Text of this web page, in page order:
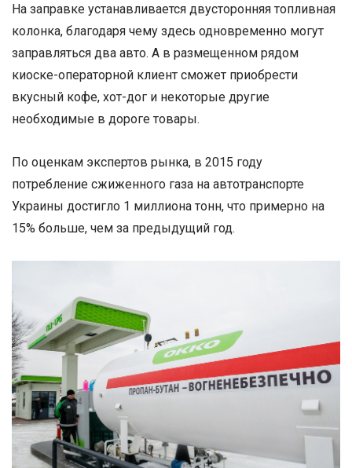
На заправке устанавливается двусторонняя топливная
колонка, благодаря чему здесь одновременно могут
заправляться два авто. А в размещенном рядом
киоске-операторной клиент сможет приобрести
вкусный кофе, хот-дог и некоторые другие
необходимые в дороге товары.
По оценкам экспертов рынка, в 2015 году
потребление сжиженного газа на автотранспорте
Украины достигло 1 миллиона тонн, что примерно на
15% больше, чем за предыдущий год.